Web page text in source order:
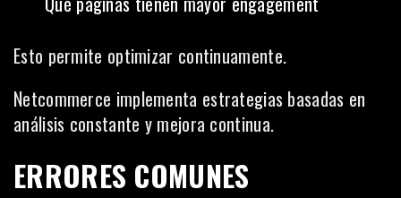
Esto permite optimizar continuamente.
Netcommerce implementa estrategias basadas en
análisis constante y mejora continua.
ERRORES COMUNES